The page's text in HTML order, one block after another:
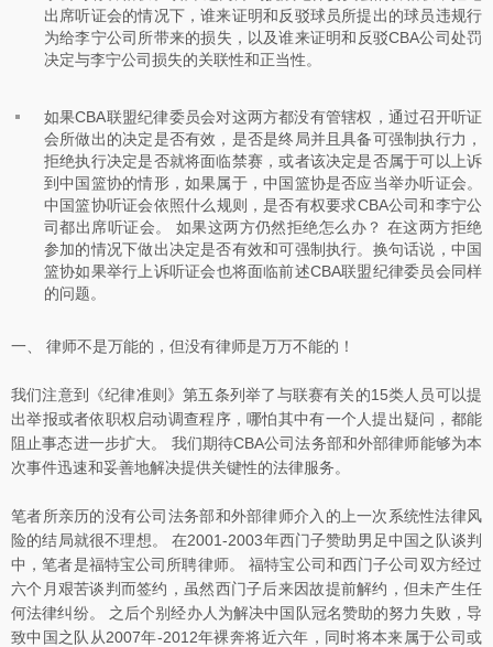
出席听证会的情况下，谁来证明和反驳球员所提出的球员违规行
为给李宁公司所带来的损失，以及谁来证明和反驳CBA公司处罚
决定与李宁公司损失的关联性和正当性。
如果CBA联盟纪律委员会对这两方都没有管辖权，通过召开听证
会所做出的决定是否有效，是否是终局并且具备可强制执行力，
拒绝执行决定是否就将面临禁赛，或者该决定是否属于可以上诉
到中国篮协的情形，如果属于，中国篮协是否应当举办听证会。
中国篮协听证会依照什么规则，是否有权要求CBA公司和李宁公
司都出席听证会。 如果这两方仍然拒绝怎么办？ 在这两方拒绝
参加的情况下做出决定是否有效和可强制执行。换句话说，中国
篮协如果举行上诉听证会也将面临前述CBA联盟纪律委员会同样
的问题。
一、 律师不是万能的，但没有律师是万万不能的！
我们注意到《纪律准则》第五条列举了与联赛有关的15类人员可以提
出举报或者依职权启动调查程序，哪怕其中有一个人提出疑问，都能
阻止事态进一步扩大。 我们期待CBA公司法务部和外部律师能够为本
次事件迅速和妥善地解决提供关键性的法律服务。
笔者所亲历的没有公司法务部和外部律师介入的上一次系统性法律风
险的结局就很不理想。 在2001-2003年西门子赞助男足中国之队谈判
中，笔者是福特宝公司所聘律师。 福特宝公司和西门子公司双方经过
六个月艰苦谈判而签约，虽然西门子后来因故提前解约，但未产生任
何法律纠纷。 之后个别经办人为解决中国队冠名赞助的努力失败，导
致中国之队从2007年-2012年裸奔将近六年，同时将本来属于公司或